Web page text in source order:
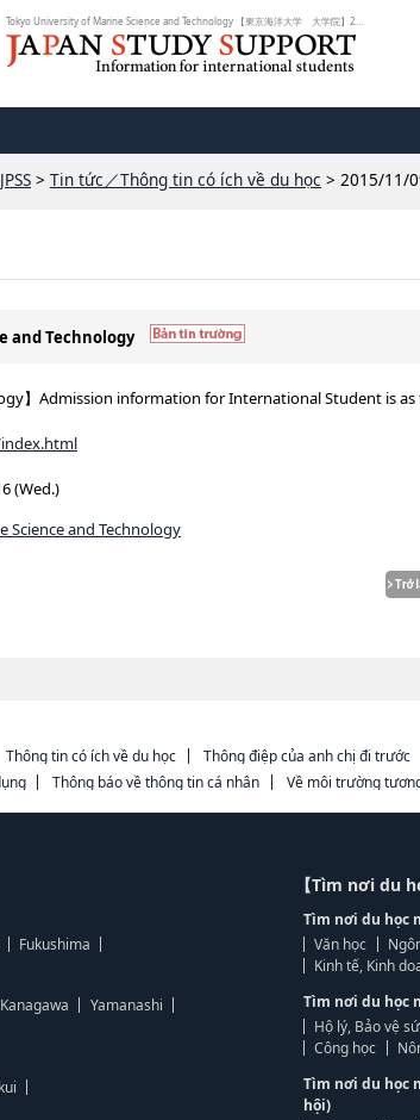
> Tin tức／Thông tin có ích về du học > 2015/11/
and Technology
】Admission information for International Student is as
(Wed.)
and Technology
Thông tin có ích về du học Thông điệp của anh chị đi trước
Thông báo về thông tin cá nhân Về môi trường
Fukushima
Kanagawa
Yamanashi
【Tìm nơi du
Tìm nơi du học
Văn học
Kinh tế, Kinh
Tìm nơi du học
Hộ lý, Bảo vệ
Công học
Tìm nơi du học
hội)